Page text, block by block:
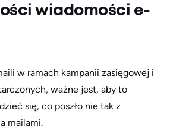
wiadomości e-
w ramach kampanii zasięgowej i
ważne jest, aby to
się, co poszło nie tak z
mailami.